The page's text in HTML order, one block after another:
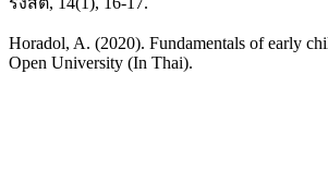
Horadol, A. (2020). Fundamentals of early
Open University (In Thai).